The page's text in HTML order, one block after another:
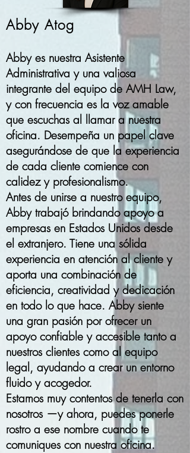
Abby Atog​
Abby es nuestra Asistente
Administrativa y una valiosa
integrante del equipo de AMH Law,
y con frecuencia es la voz amable
que escuchas al llamar a nuestra
oficina. Desempeña un papel clave
asegurándose de que la experiencia
de cada cliente comience con
calidez y profesionalismo.
Antes de unirse a nuestro equipo,
Abby trabajó brindando apoyo a
empresas en Estados Unidos desde
el extranjero. Tiene una sólida
experiencia en atención al cliente y
aporta una combinación de
eficiencia, creatividad y dedicación
en todo lo que hace. Abby siente
una gran pasión por ofrecer un
apoyo confiable y accesible tanto a
nuestros clientes como al equipo
legal, ayudando a crear un entorno
fluido y acogedor.
Estamos muy contentos de tenerla con
nosotros —y ahora, puedes ponerle
rostro a ese nombre cuando te
comuniques con nuestra oficina.